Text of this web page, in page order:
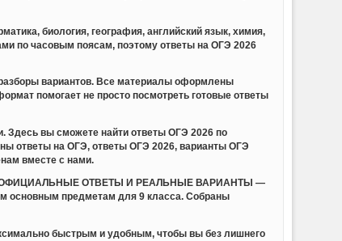
биология, география, английский язык, химия,
по часовым поясам, поэтому ответы на ОГЭ 2026
вариантов. Все материалы оформлены
помогает не просто посмотреть готовые ответы
Здесь вы сможете найти ответы ОГЭ 2026 по
ответы на ОГЭ, ответы ОГЭ 2026, варианты ОГЭ
вместе с нами.
ОФИЦИАЛЬНЫЕ ОТВЕТЫ И РЕАЛЬНЫЕ ВАРИАНТЫ —
основным предметам для 9 класса. Собраны
быстрым и удобным, чтобы вы без лишнего